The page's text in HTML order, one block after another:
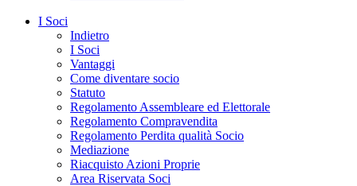
I Soci
Indietro
I Soci
Vantaggi
Come diventare socio
Statuto
Regolamento Assembleare ed Elettorale
Regolamento Compravendita
Regolamento Perdita qualità Socio
Mediazione
Riacquisto Azioni Proprie
Area Riservata Soci